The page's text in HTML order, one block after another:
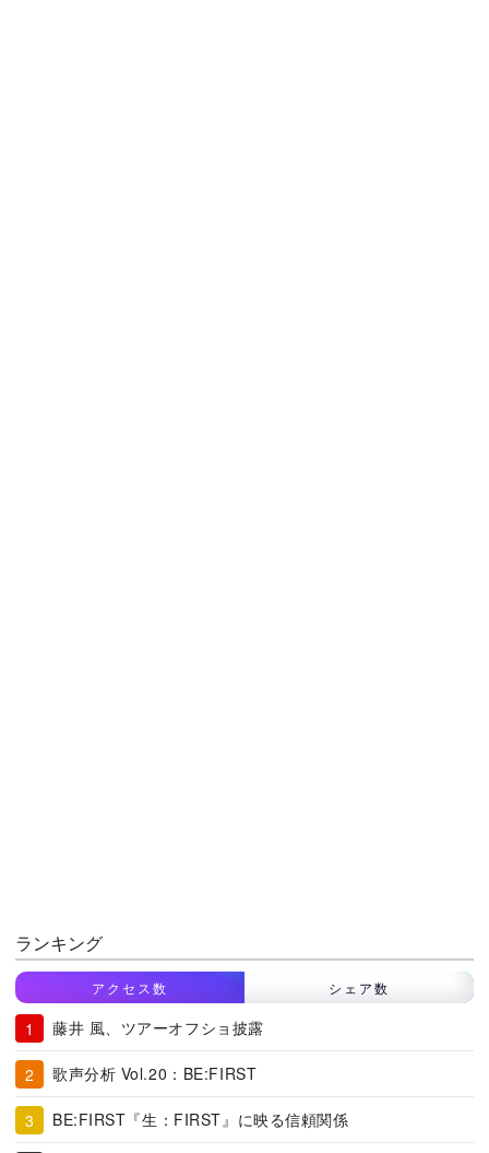
ランキング
アクセス数 シェア数
藤井 風、ツアーオフショ披露
歌声分析 Vol.20：BE:FIRST
BE:FIRST『生：FIRST』に映る信頼関係